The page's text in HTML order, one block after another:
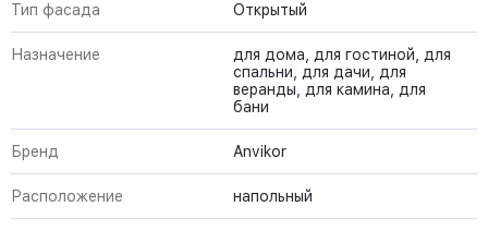
Тип фасада Открытый
Назначение
для дома, для гостиной, для
спальни, для дачи, для
веранды, для камина, для
бани
Бренд Anvikor
Расположение напольный